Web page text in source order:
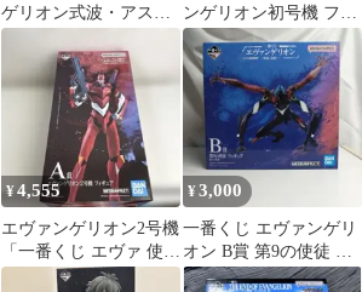
ゲリオン式波・アス
カ・ラングレー「Q」
フィギュア
ンゲリオン初号機 フィ
ギュア
¥4,555
エヴァンゲリオン2号機
「一番くじ エヴァ 使
徒、浸食!」 A賞 フィギ
¥3,000
一番くじ エヴァンゲリ
オン B賞 第9の使徒 フ
ィギュア